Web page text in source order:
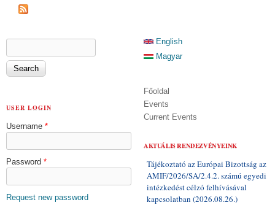
SEARCH FORM
USER LOGIN
Username *
Password *
Request new password
English
Magyar
Főoldal
Events
Current Events
AKTUÁLIS RENDEZVÉNYEINK
Tájékoztató az Európai Bizottság az
AMIF/2026/SA/2.4.2. számú egyedi
intézkedést célzó felhívásával
kapcsolatban (2026.08.26.)